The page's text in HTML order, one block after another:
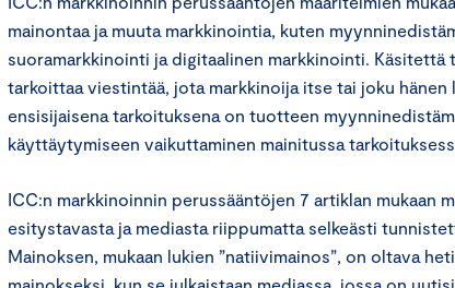
mainontaa ja muuta markkinointia, kuten
suoramarkkinointi ja digitaalinen markkinointi. Käsitettä
tarkoittaa viestintää, jota markkinoija itse tai joku hänen
ensisijaisena tarkoituksena on tuotteen
käyttäytymiseen vaikuttaminen mainitussa
ICC:n markkinoinnin perussääntöjen 7 artiklan mukaan
esitystavasta ja mediasta riippumatta selkeästi
Mainoksen, mukaan lukien ”natiivimainos”, on oltava